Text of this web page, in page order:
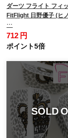
ダーツ フライト フィ
FitFlight 日野優子 (ヒ
…
712 円
ポイント5倍
SOLD